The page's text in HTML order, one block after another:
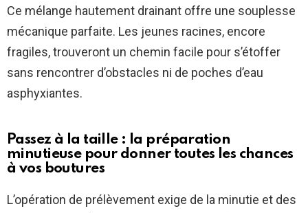
Ce mélange hautement drainant offre une souplesse
mécanique parfaite. Les jeunes racines, encore
fragiles, trouveront un chemin facile pour s’étoffer
sans rencontrer d’obstacles ni de poches d’eau
asphyxiantes.
Passez à la taille : la préparation
minutieuse pour donner toutes les chances
à vos boutures
L’opération de prélèvement exige de la minutie et des